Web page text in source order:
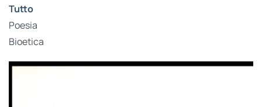
Tutto
Poesia
Bioetica